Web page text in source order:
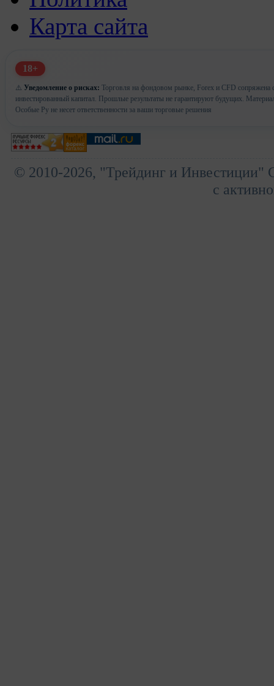
Карта сайта
18+
⚠️ Уведомление о рисках: Торговля на фондовом рынке, Forex и CFD сопряжена
инвестированный капитал. Прошлые результаты не гарантируют будущих.
Особые Ру не несет ответственности за ваши торговые решения
© 2010-2026, "Трейдинг и Инвестиции"
с